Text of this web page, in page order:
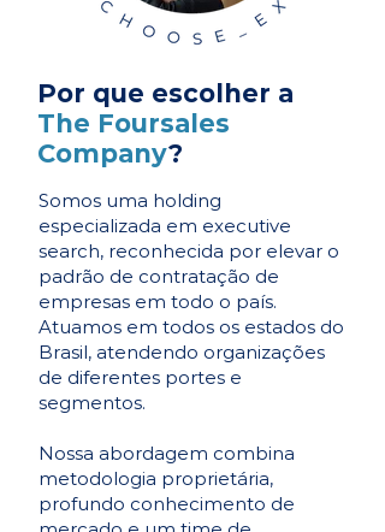
Por que escolher a
The Foursales
Company?
Somos uma holding
especializada em executive
search, reconhecida por elevar o
padrão de contratação de
empresas em todo o país.
Atuamos em todos os estados do
Brasil, atendendo organizações
de diferentes portes e
segmentos.
Nossa abordagem combina
metodologia proprietária,
profundo conhecimento de